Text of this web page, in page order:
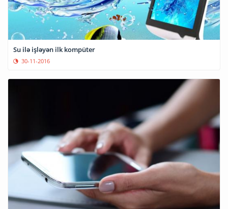
Su ilə işləyən ilk kompüter
30-11-2016